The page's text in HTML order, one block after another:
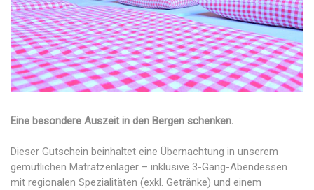
Eine besondere Auszeit in den Bergen schenken.
Dieser Gutschein beinhaltet eine Übernachtung in unserem
gemütlichen Matratzenlager – inklusive 3-Gang-Abendessen
mit regionalen Spezialitäten (exkl. Getränke) und einem